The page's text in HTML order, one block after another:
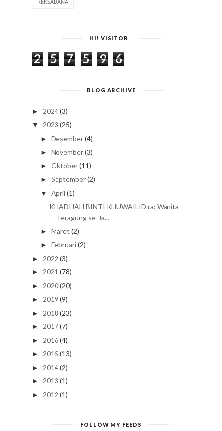
REKSADANA
HI! VISITOR
2 5 7 5 9 6
BLOG ARCHIVE
► 2024(3)
▼ 2023 (25)
► Desember(4)
► November(3)
► Oktober(11)
► September(2)
▼ April (1)
KHADIJAH BINTI KHUWAILID ra: Wanita
Teragung se-Ja...
► Maret (2)
► Februari(2)
► 2022 (3)
► 2021 (78)
► 2020(20)
► 2019 (9)
► 2018 (23)
► 2017(7)
► 2016(4)
► 2015 (13)
► 2014(2)
► 2013 (1)
► 2012 (1)
FOLLOW MY FEEDS